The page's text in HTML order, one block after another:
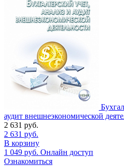
аудит внешнеэкономической
2 631 руб.
2 631 руб.
В корзину
1 049 руб. Онлайн доступ
Ознакомиться